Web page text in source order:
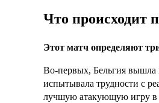
Что происходит
Этот матч определяют
Во-первых, Бельгия вышла
испытывала трудности с
лучшую атакующую игру в